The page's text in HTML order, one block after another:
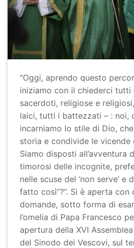
“Oggi, aprendo questo
iniziamo con il chiederci tutti
sacerdoti, religiose e
laici, tutti i battezzati – : noi,
incarniamo lo stile di Dio,
storia e condivide le vicende
Siamo disposti all’avventura
timorosi delle incognite,
nelle scuse del ‘non serve’ e
fatto così”?”. Si è aperta con
domande, sotto forma di
l’omelia di Papa Francesco
apertura della XVI
del Sinodo dei Vescovi, sul